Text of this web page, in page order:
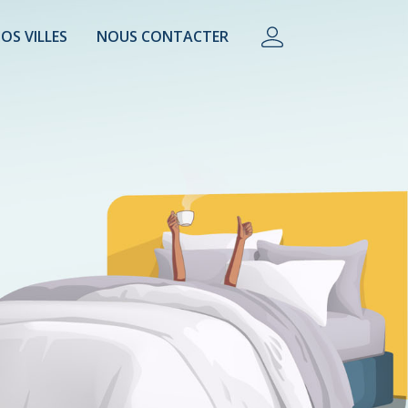
VILLES NOUS CONTACTER